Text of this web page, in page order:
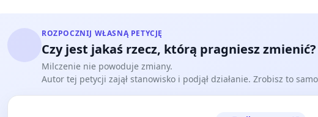
ROZPOCZNIJ WŁASNĄ PETYCJĘ
Czy jest jakaś rzecz, którą pragniesz zmienić?
Milczenie nie powoduje zmiany.
Autor tej petycji zajął stanowisko i podjął działanie. Zrobisz to